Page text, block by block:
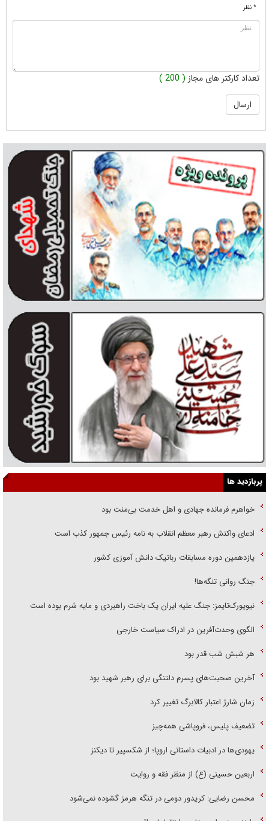
* نظر
تعداد کارکتر های مجاز ( 200 )
پربازدید ها
خواهرم فرمانده جهادی و اهل خدمت بی‌منت بود
ادعای واکنش رهبر معظم انقلاب به نامه رئیس جمهور کذب است
یازدهمین دوره مسابقات رباتیک دانش آموزی کشور
جنگ روانی تنگه‌ها!
نیویورک‌تایمز: جنگ علیه ایران یک باخت راهبردی و مایه شرم بوده است
الگوی وحدت‌آفرین در ادراک سیاست خارجی
هر شبش شب قدر بود
آخرین صحبت‌های پسرم دلتنگی برای رهبر شهید بود
زمان شارژ اعتبار کالابرگ تغییر کرد
تضعیف پلیس، فروپاشی همه‌چیز
یهودی‌ها در ادبیات داستانی اروپا؛ از شکسپیر تا دیکنز
اربعین حسینی (ع) از منظر فقه و روایت
محسن رضایی: کریدور دومی در تنگه هرمز گشوده نمی‌شود